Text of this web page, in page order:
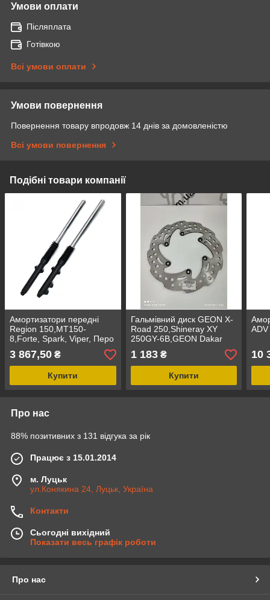
Умови оплати
Післяплата
Готівкою
Всі умови оплати
Умови повернення
Повернення товару впродовж 14 днів за домовленістю
Всі умови повернення
Подібні товари компанії
Амортизатори передні
Region 150,МТ150-
8,Forte, Spark, Viper, Перо
Ø31мм,L-77см,
3 867,50 ₴
Купити
Гальмівний диск GEON X-
Road 250,Shineray XY
250GY-6B,GEON Dakar
250,TwinCam, Передній
1 183₴
Купити
10
Про нас
88% позитивних з 131 відгука за рік
Працює з 15.01.2014
м. Луцьк
ул.Конякина 24, Луцьк, Україна
Контакти
Сьогодні вихідний
Показати весь графік роботи
Про нас